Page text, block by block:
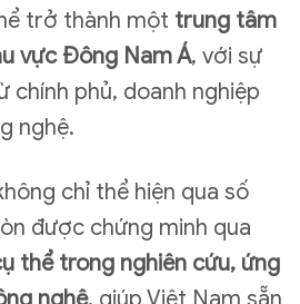
trở thành một trung tâm
vực Đông Nam Á, với sự
chính phủ, doanh nghiệp
nghệ.
chỉ thể hiện qua số
được chứng minh qua
thể trong nghiên cứu, ứng